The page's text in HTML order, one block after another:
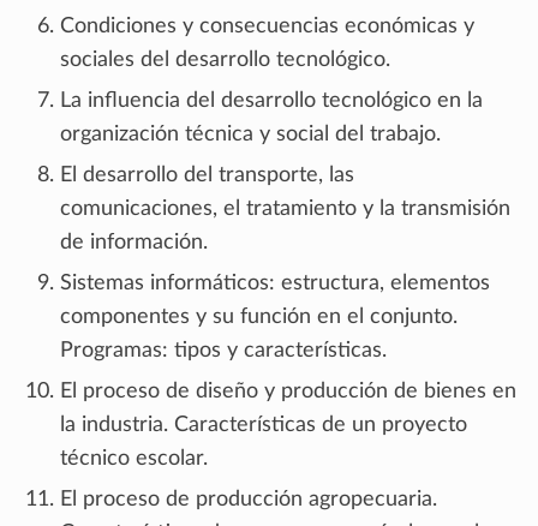
Condiciones y consecuencias económicas y
sociales del desarrollo tecnológico.
La influencia del desarrollo tecnológico en la
organización técnica y social del trabajo.
El desarrollo del transporte, las
comunicaciones, el tratamiento y la transmisión
de información.
Sistemas informáticos: estructura, elementos
componentes y su función en el conjunto.
Programas: tipos y características.
El proceso de diseño y producción de bienes en
la industria. Características de un proyecto
técnico escolar.
El proceso de producción agropecuaria.